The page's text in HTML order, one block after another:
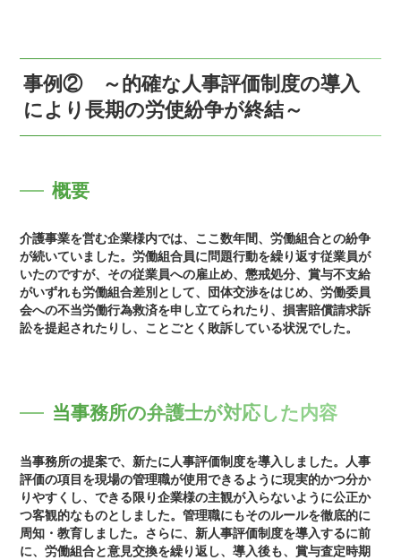
事例② ～的確な人事評価制度の導入
により長期の労使紛争が終結～
概要
介護事業を営む企業様内では、ここ数年間、労働組合との紛争
が続いていました。労働組合員に問題行動を繰り返す従業員が
いたのですが、その従業員への雇止め、懲戒処分、賞与不支給
がいずれも労働組合差別として、団体交渉をはじめ、労働委員
会への不当労働行為救済を申し立てられたり、損害賠償請求訴
訟を提起されたりし、ことごとく敗訴している状況でした。
当事務所の弁護士が対応した内容
当事務所の提案で、新たに人事評価制度を導入しました。人事
評価の項目を現場の管理職が使用できるように現実的かつ分か
りやすくし、できる限り企業様の主観が入らないように公正か
つ客観的なものとしました。管理職にもそのルールを徹底的に
周知・教育しました。さらに、新人事評価制度を導入するに前
に、労働組合と意見交換を繰り返し、導入後も、賞与査定時期